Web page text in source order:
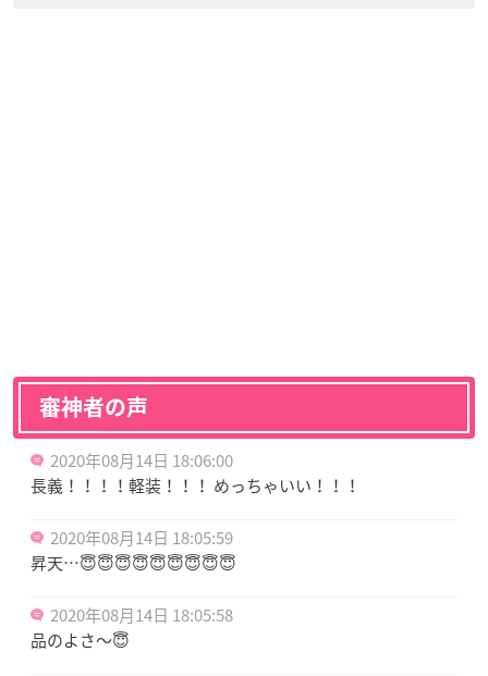
審神者の声
2020年08月14日 18:06:00
長義！！！！軽装！！！ めっちゃいい！！！
2020年08月14日 18:05:59
昇天…😇😇😇😇😇😇😇😇😇
2020年08月14日 18:05:58
品のよさ〜😇